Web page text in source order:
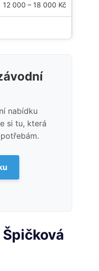
12 000 – 18 000 Kč
nabídku
si tu, která
Špičková